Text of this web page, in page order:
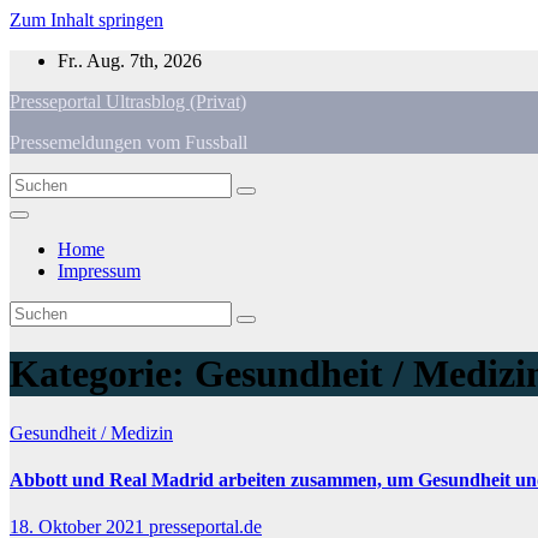
Zum Inhalt springen
Fr.. Aug. 7th, 2026
Presseportal Ultrasblog (Privat)
Pressemeldungen vom Fussball
Home
Impressum
Kategorie: Gesundheit /
Gesundheit / Medizin
Abbott und Real Madrid arbeiten zusammen, um Gesundheit
18. Oktober 2021 presseportal.de